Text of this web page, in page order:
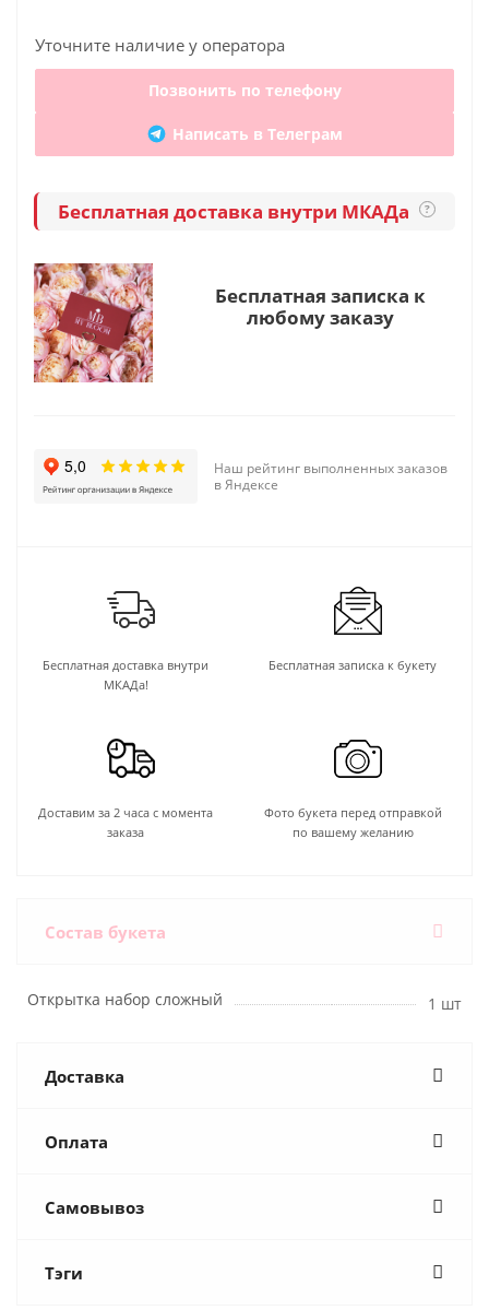
Уточните наличие у оператора
Позвонить по телефону
Написать в Телеграм
Бесплатная доставка внутри МКАДа ?
Бесплатная записка к
любому заказу
Наш рейтинг выполненных заказов
в Яндексе
Бесплатная доставка внутри
МКАДа!
Бесплатная записка к букету
Доставим за 2 часа с момента
заказа
Фото букета перед отправкой
по вашему желанию
Состав букета
Открытка набор сложный 1 шт
Доставка
Оплата
Самовывоз
Тэги